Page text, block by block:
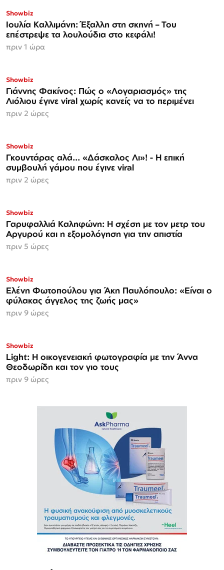
Showbiz
Ιουλία Καλλιμάνη: Έξαλλη στη σκηνή – Του
επέστρεψε τα λουλούδια στο κεφάλι!
πριν 1 ώρα
Showbiz
Γιάννης Φακίνος: Πώς ο «Λογαριασμός» της
Λιόλιου έγινε viral χωρίς κανείς να το περιμένει
πριν 2 ώρες
Showbiz
Γκουντάρας αλά... «Δάσκαλος Λι»! - Η επική
συμβουλή γάμου που έγινε viral
πριν 2 ώρες
Showbiz
Γαρυφαλλιά Καληφώνη: Η σχέση με τον μετρ του
Αργυρού και η εξομολόγηση για την απιστία
πριν 5 ώρες
Showbiz
Ελένη Φωτοπούλου για Άκη Παυλόπουλο: «Είναι ο
φύλακας άγγελος της ζωής μας»
πριν 9 ώρες
Showbiz
Light: Η οικογενειακή φωτογραφία με την Άννα
Θεοδωρίδη και τον γιο τους
πριν 9 ώρες